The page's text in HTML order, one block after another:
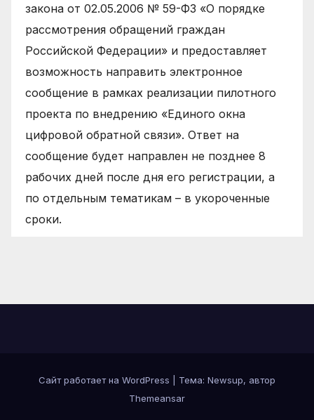
закона от 02.05.2006 № 59-ФЗ «О порядке
рассмотрения обращений граждан
Российской Федерации» и предоставляет
возможность направить электронное
сообщение в рамках реализации пилотного
проекта по внедрению «Единого окна
цифровой обратной связи». Ответ на
сообщение будет направлен не позднее 8
рабочих дней после дня его регистрации, а
по отдельным тематикам – в укороченные
сроки.
Сайт работает на WordPress
Тема: Newsup, автор
Themeansar